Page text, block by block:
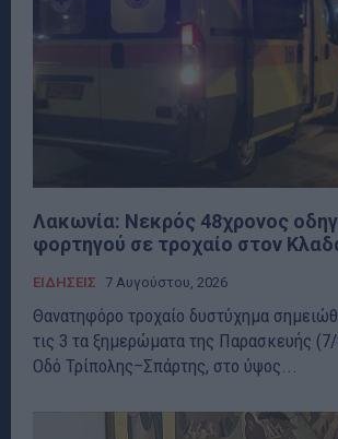
Λακωνία: Νεκρός 48χρονος
φορτηγού σε τροχαίο στον
ΕΙΔΗΣΕΙΣ 7 Αυγούστου, 2026
Θανατηφόρο τροχαίο δυστύχημα
τις 3 τα ξημερώματα της Παρασκευής (7/
Οδό Τρίπολης–Σπάρτης, στο ύψος...